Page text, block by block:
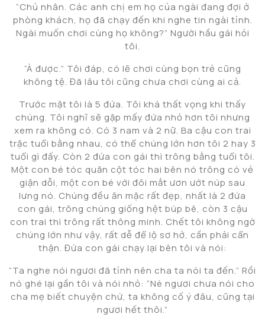
“Chủ nhân. Các anh chị em họ của ngài đang đợi ở
phòng khách, họ đã chạy đến khi nghe tin ngài tỉnh.
Ngài muốn chơi cùng họ không?” Người hầu gái hỏi
tôi.
“À được.” Tôi đáp, có lẽ chơi cùng bọn trẻ cũng
không tệ. Đã lâu tôi cũng chưa chơi cùng ai cả.
Trước mặt tôi là 5 đứa. Tôi khá thất vọng khi thấy
chúng. Tôi nghĩ sẽ gặp mấy đứa nhỏ hơn tôi nhưng
xem ra không có. Có 3 nam và 2 nữ. Ba cậu con trai
trặc tuổi bằng nhau, có thể chúng lớn hơn tôi 2 hay 3
tuổi gì đấy. Còn 2 đứa con gái thì trông bằng tuổi tôi.
Một con bé tóc quăn cột tóc hai bên nó trông có vẻ
giận dỗi, một con bé với đôi mắt ươn ướt núp sau
lưng nó. Chúng đều ăn mặc rất đẹp, nhất là 2 đứa
con gái, trông chúng giống hệt búp bê, còn 3 cậu
con trai thì trông rất thông minh. Chết tôi không ngờ
chúng lớn như vậy, rất dễ để lộ sơ hở, cần phải cẩn
thận. Đứa con gái chạy lại bên tôi và nói:
“Ta nghe nói ngươi đã tỉnh nên cha ta nói ta đến.” Rồi
nó ghé lại gần tôi và nói nhỏ: “Nè ngươi chưa nói cho
cha mẹ biết chuyện chứ, ta không cố ý đâu, cũng tại
ngươi hết thôi.”